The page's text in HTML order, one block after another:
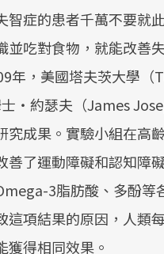
智症的患者千萬不要就
並吃對食物，就能改善
年，美國塔夫茨大學（
‧約瑟夫（James
究成果。實驗小組在高
善了運動障礙和認知障
3脂肪酸、多酚等
這項結果的原因，人類
獲得相同效果。